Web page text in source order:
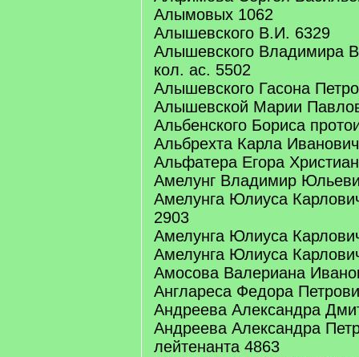
Алымовых 1062
Алышевского В.И. 6329
Алышевского Владимира
кол. ас. 5502
Алышевского Гасона
Алышевской Марии
Альбенского Бориса
Альбрехта Карла
Альфатера Егора
Амелунг Владимир
Амелунга Юлиуса
2903
Амелунга Юлиуса
Амелунга Юлиуса
Амосова Валериана
Англареса Федора
Андреева Александра
Андреева Александра
лейтенанта 4863